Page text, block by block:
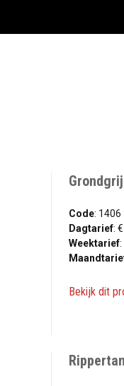
Code: 1406
Dagtarief:
Weektarief
Bekijk dit